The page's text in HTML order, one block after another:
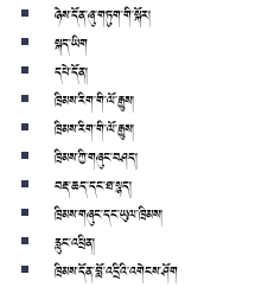
ཉེས་དོན་ཞུ་གཏུག་གི་སྐོར།
སྐད་ཡིག
དཔེ་དོན།
ཁྲིམས་རིག་གི་ལོ་རྒྱུས།
ཁྲིམས་རིག་གི་ལོ་རྒྱུས།
ཁྲིམས་ཀྱི་གཞུང་བཤད།
བརྡ་ཆད་དང་ཐ་སྙད།
ཁྲིམས་གཞུང་དང་ཡུལ་ཁྲིམས།
རླུང་འཕྲིན།
ཁྲིམས་དོན་བློ་འདྲིའི་འགེངས་ཤོག